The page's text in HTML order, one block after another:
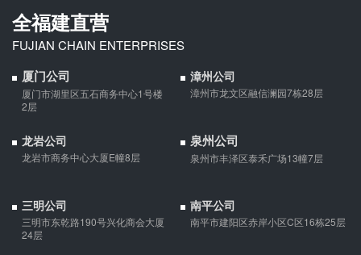
婚前协议的主要目的是对双方各自的财产和债务范围以及权利归属
等问题实现作出约定，以免将来离婚或一方死亡是产生争议。
婚内财产公证在哪边公证处申请
受理。
支票有效期是10天，法定节假日可以顺延。
全福建直营
FUJIAN CHAIN ENTERPRISES
厦门公司
厦门市湖里区五石商务中心1号楼
2层
漳州公司
漳州市龙文区融信澜园7栋28层
龙岩公司
龙岩市商务中心大厦E幢8层
泉州公司
泉州市丰泽区泰禾广场13幢7层
三明公司
三明市东乾路190号兴化商会大厦
24层
南平公司
南平市建阳区赤岸小区C区16栋25层